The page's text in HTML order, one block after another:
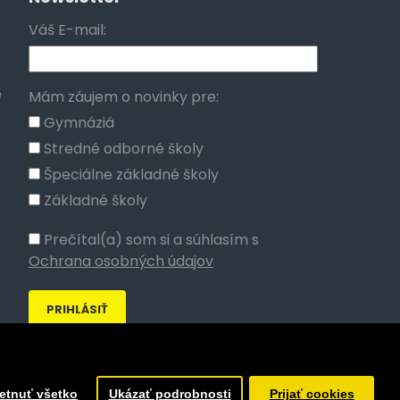
všetko Ukázať podrobnosti Prijať cookies
Váš E-mail:
Mám záujem o novinky pre:
Gymnáziá
Stredné odborné školy
Špeciálne základné školy
Základné školy
Prečítal(a) som si a súhlasím s
Ochrana osobných údajov